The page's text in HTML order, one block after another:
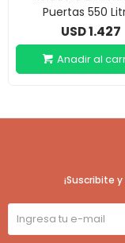
Puertas 550
USD1.427
¡Suscribite